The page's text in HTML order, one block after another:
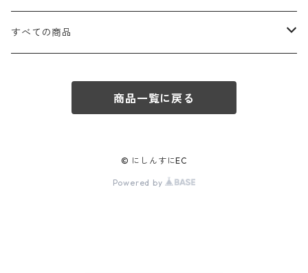
すべての商品
商品一覧に戻る
© にしんすにEC
Powered by